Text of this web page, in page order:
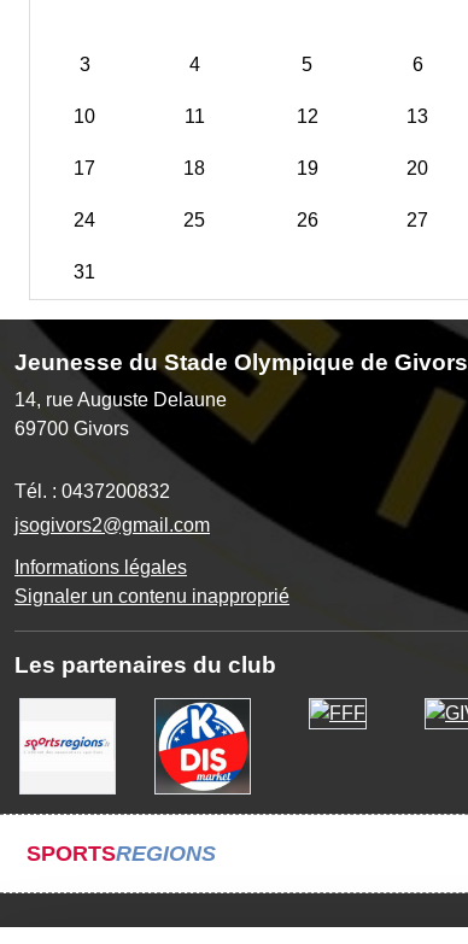
3 4 5 6
10 11 12 13
17 18 19 20
24 25 26 27
31
Jeunesse du Stade Olympique de Givors
14, rue Auguste Delaune
69700 Givors
Tél. : 0437200832
jsogivors2@gmail.com
Informations légales
Signaler un contenu inapproprié
Les partenaires du club
SPORTSREGIONS